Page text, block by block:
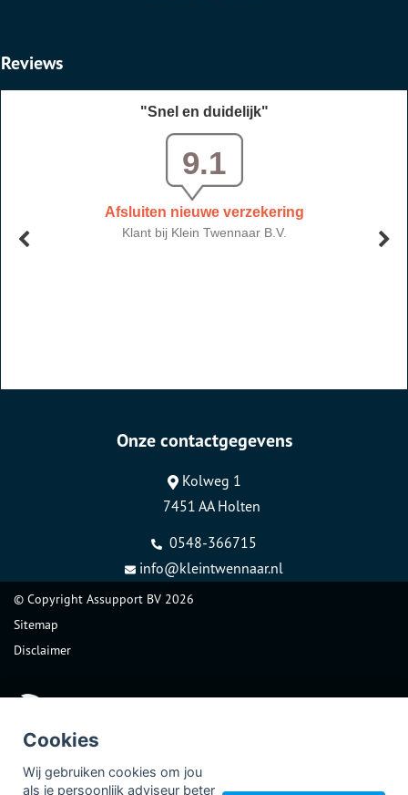
Cookies
Wij gebruiken cookies om jou
als je persoonlijk adviseur beter
Reviews
Onze contactgegevens
Kolweg 1
7451 AA Holten
0548-366715
info@kleintwennaar.nl
© Copyright Assupport BV 2026
Sitemap
Disclaimer